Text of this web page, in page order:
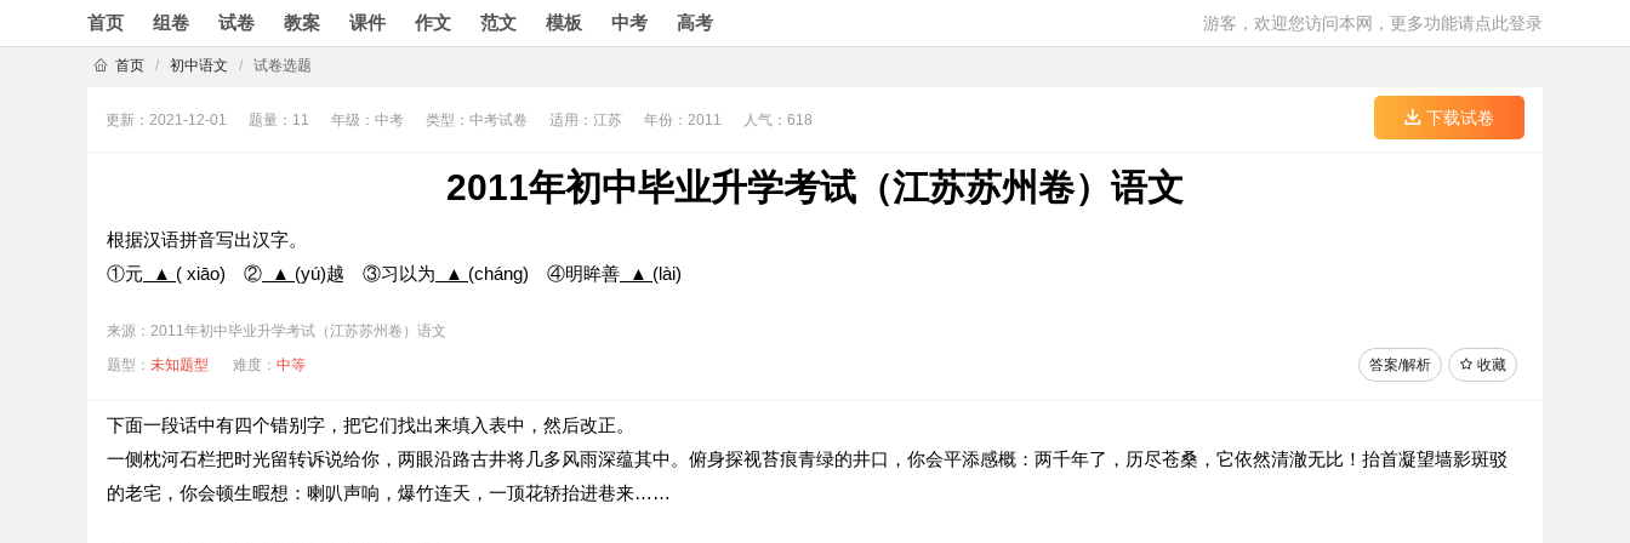
首页 组卷 试卷 教案 课件 作文 范文 模板 中考 高考 游客，欢迎您访问本网，更多功能请点此登录
首页 / 初中语文 / 试卷选题
更新：2021-12-01 题量：11 年级：中考 类型：中考试卷 适用：江苏 年份：2011 人气：618 下载试卷
2011年初中毕业升学考试（江苏苏州卷）语文
根据汉语拼音写出汉字。
①元 ▲ ( xiāo) ② ▲ (yú)越 ③习以为 ▲ (cháng) ④明眸善 ▲ (lài)
来源：2011年初中毕业升学考试（江苏苏州卷）语文
题型： 未知题型 难度： 中等 收藏
答案/解析
下面一段话中有四个错别字，把它们找出来填入表中，然后改正。
一侧枕河石栏把时光留转诉说给你，两眼沿路古井将几多风雨深蕴其中。俯身探视苔痕青绿的井口，你会平添感概：两千年了，历尽苍桑，它依然清澈无比！抬首凝望墙影斑驳
的老宅，你会顿生暇想：喇叭声响，爆竹连天，一顶花轿抬进巷来……